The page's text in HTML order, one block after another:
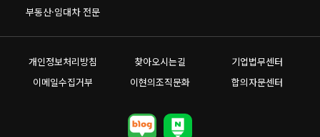
부동산·임대차 전문
개인정보처리방침 찾아오시는길
기업법무센터
이메일수집거부
이현의조직문화 합의자문센터